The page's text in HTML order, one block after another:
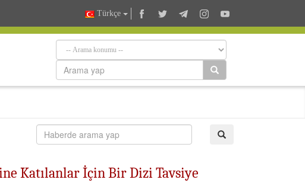
Türkçe
Katılanlar İçin Bir Dizi Tavsiye